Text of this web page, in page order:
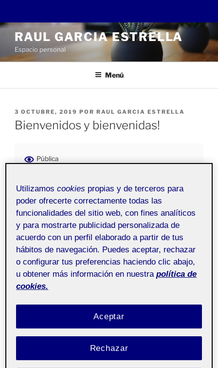
Saltar
contenido
RAUL GARCIA ESTRELLA
Espacio personal
Menú
PUBLICADO
EL
3 OCTUBRE, 2019 POR RAUL GARCIA ESTRELLA
Bienvenidos y bienvenidas!
Pública
Bienvenidos a miFoliopersonal. Esta entrada se ha
generado automáticamente, y sirve para explicar la
plataforma académica de portafolios.
Folio esuna plataforma académica , desarrollada por la
UOC y basada en WordPress para permitir a la
comunidad académica interactuar de forma rica y
abierta. Permite presentar trabajos en el aula, al
profesorado, a la comunidad o en abierto.
Es probable que en este espacio haya contenidos que
no sean visibles si no formas parte de la comunidad
académica hasta que no entres en elCampus
accediendo
Si se trata de tu espacio personal, puedesentrarpara
Utilizamoscookies propias y de terceros para
poder ofrecerte correctamente todas las
funcionalidades del sitio web, con fines analíticos
y para mostrarte publicidad personalizada de
acuerdo con un perfil elaborado a partir de tus
hábitos de navegación. Puedes aceptar, rechazar
o configurar tus preferencias haciendo clic abajo,
u obtener más información en nuestra política de
cookies.
Rechazar
Aceptar